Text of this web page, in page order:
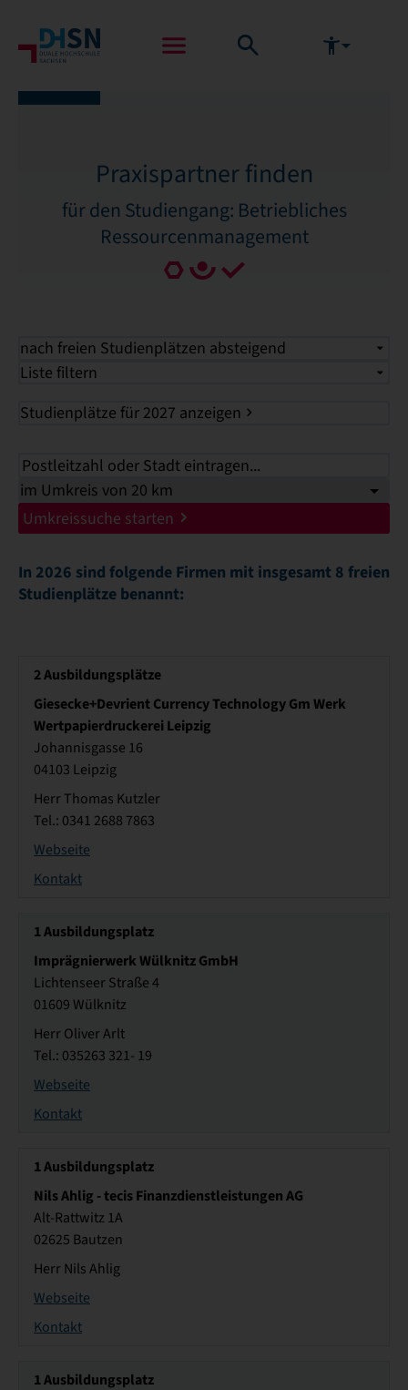
Praxispartner finden
für den Studiengang: Betriebliches
Ressourcenmanagement
nach freien Studienplätzen absteigend
Liste filtern
Studienplätze für 2027 anzeigen
Umkreissuche starten
In 2026 sind folgende Firmen mit insgesamt 8 freien
Studienplätze benannt:
2Ausbildungsplätze
Giesecke+Devrient Currency Technology Gm Werk
Wertpapierdruckerei Leipzig
Johannisgasse 16
04103 Leipzig
Herr Thomas Kutzler
Tel.: 0341 2688 7863
Webseite
Kontakt
1Ausbildungsplatz
Imprägnierwerk Wülknitz GmbH
Lichtenseer Straße 4
01609 Wülknitz
Herr Oliver Arlt
Tel.: 035263 321- 19
Webseite
Kontakt
1Ausbildungsplatz
Nils Ahlig - tecis Finanzdienstleistungen AG
Alt-Rattwitz 1A
02625 Bautzen
Herr Nils Ahlig
Webseite
Kontakt
1Ausbildungsplatz